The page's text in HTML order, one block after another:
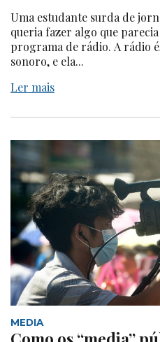
Uma estudante surda de
queria fazer algo que
programa de rádio. A rádio
sonoro, e ela...
Ler mais
MEDIA